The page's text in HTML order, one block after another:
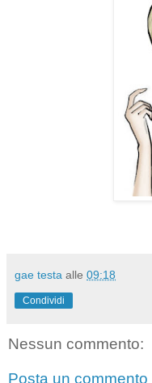
gae testa alle 09:18
Condividi
Nessun commento:
Posta un commento